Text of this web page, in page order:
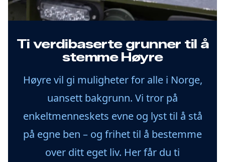
Ti verdibaserte grunner til å
stemme Høyre
Høyre vil gi muligheter for alle i Norge,
uansett bakgrunn. Vi tror på
enkeltmenneskets evne og lyst til å stå
på egne ben – og frihet til å bestemme
over ditt eget liv. Her får du ti